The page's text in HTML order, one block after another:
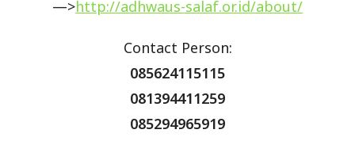
—>http://adhwaus-salaf.or.id​/about/
Contact Person:
085624115115
081394411259
085294965919